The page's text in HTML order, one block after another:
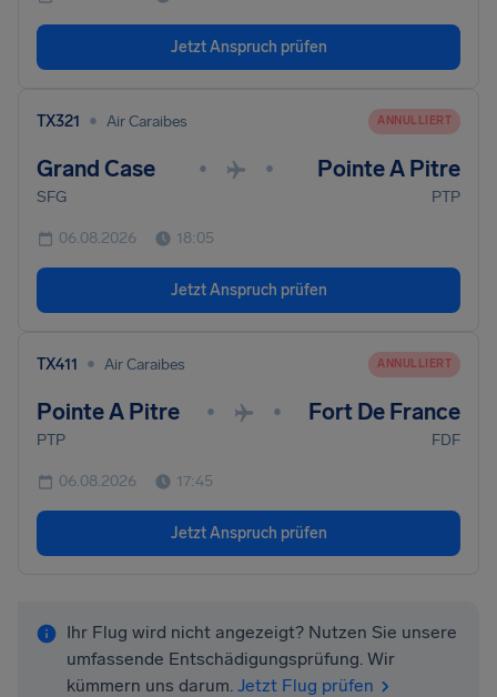
Jetzt Anspruch prüfen
TX321 • Air Caraibes ANNULLIERT
Grand Case • • Pointe A Pitre
SFG PTP
06.08.2026 18:05
Jetzt Anspruch prüfen
TX411 • Air Caraibes ANNULLIERT
Pointe A Pitre • • Fort De France
PTP FDF
06.08.2026 17:45
Jetzt Anspruch prüfen
Ihr Flug wird nicht angezeigt? Nutzen Sie unsere
umfassende Entschädigungsprüfung. Wir
kümmern uns darum. Jetzt Flug prüfen